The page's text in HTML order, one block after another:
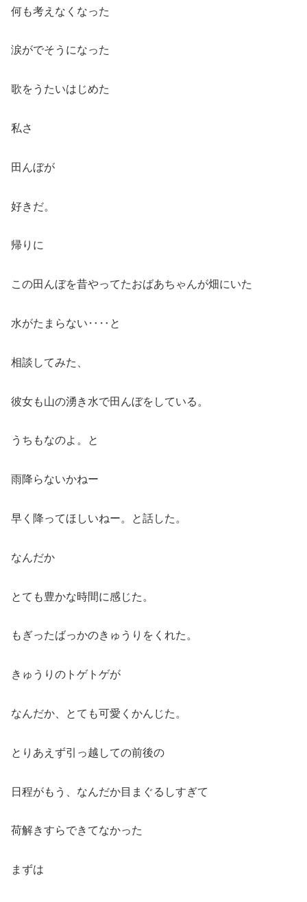
何も考えなくなった
涙がでそうになった
歌をうたいはじめた
私さ
田んぼが
好きだ。
帰りに
この田んぼを昔やってたおばあちゃんが畑にいた
水がたまらない‥‥と
相談してみた、
彼女も山の湧き水で田んぼをしている。
うちもなのよ。と
雨降らないかねー
早く降ってほしいねー。と話した。
なんだか
とても豊かな時間に感じた。
もぎったばっかのきゅうりをくれた。
きゅうりのトゲトゲが
なんだか、とても可愛くかんじた。
とりあえず引っ越しての前後の
日程がもう、なんだか目まぐるしすぎて
荷解きすらできてなかった
まずは